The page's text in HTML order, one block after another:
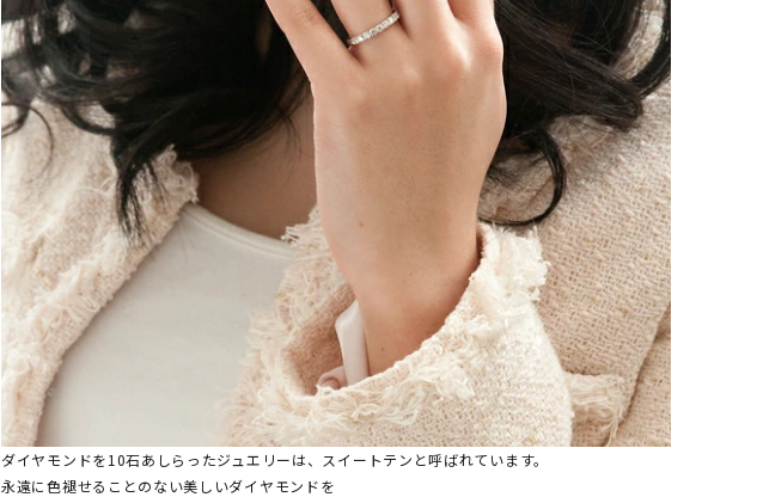
ダイヤモンドを10石あしらったジュエリーは、スイートテンと呼ばれています。
永遠に色褪せることのない美しいダイヤモンドを